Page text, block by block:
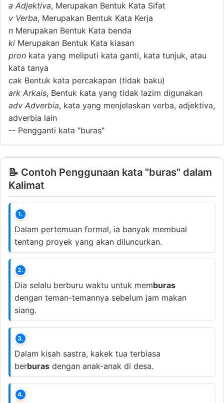
a Adjektiva, Merupakan Bentuk Kata Sifat
v Verba, Merupakan Bentuk Kata Kerja
n Merupakan Bentuk Kata benda
ki Merupakan Bentuk Kata kiasan
pron kata yang meliputi kata ganti, kata tunjuk, atau
kata tanya
cak Bentuk kata percakapan (tidak baku)
ark Arkais, Bentuk kata yang tidak lazim digunakan
adv Adverbia, kata yang menjelaskan verba, adjektiva,
adverbia lain
-- Pengganti kata "buras"
📝 Contoh Penggunaan kata "buras" dalam
Kalimat
1.
Dalam pertemuan formal, ia banyak membual
tentang proyek yang akan diluncurkan.
2.
Dia selalu berburu waktu untuk memburas
dengan teman-temannya sebelum jam makan
siang.
3.
Dalam kisah sastra, kakek tua terbiasa
berburas dengan anak-anak di desa.
4.